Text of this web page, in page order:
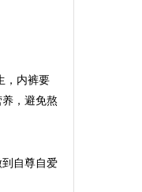
，内裤要
，避免熬
自尊自爱